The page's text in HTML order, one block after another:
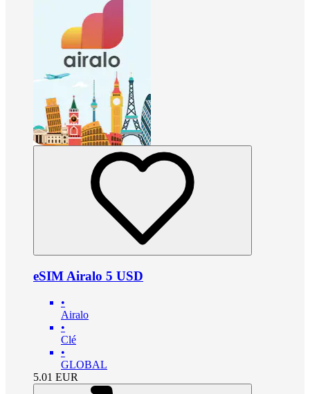
eSIM Airalo 5 USD
•
Airalo
•
Clé
•
GLOBAL
5.01 EUR